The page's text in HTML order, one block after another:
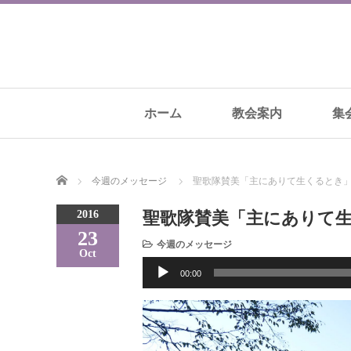
ホーム 教会案内 集
Home 今週のメッセージ 聖歌隊賛美「主にありて生くるとき
2016
23
Oct
聖歌隊賛美「主にありて
今週のメッセージ
プ
レ
ー
00:00